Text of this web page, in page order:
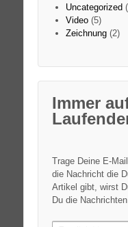
Uncategorized
Video(5)
Zeichnung(2)
Immer
Trage Deine E-
die Nachricht die
Artikel gibt, wirst
Du die